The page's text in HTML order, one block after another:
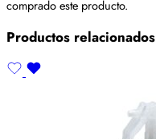
comprado este producto.
Productos relacionados